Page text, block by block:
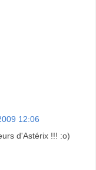
12:06
d'Astérix !!! :o)